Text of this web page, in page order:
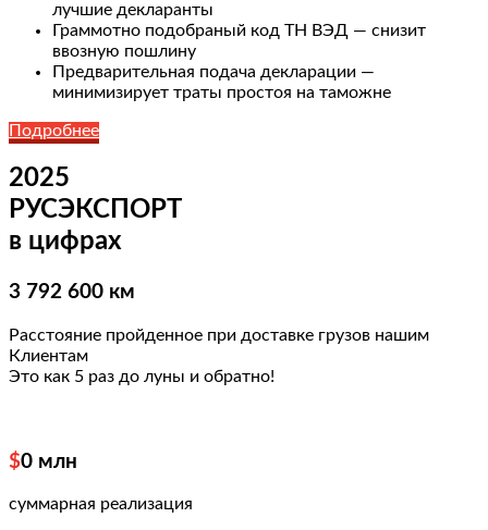
лучшие декларанты
Граммотно подобраный код ТН ВЭД — снизит
ввозную пошлину
Предварительная подача декларации —
минимизирует траты простоя на таможне
Подробнее
2025
РУСЭКСПОРТ
в цифрах
3 792 600 км
Расстояние пройденное при доставке грузов нашим
Клиентам
Это как 5 раз до луны и обратно!
$0 млн
суммарная реализация